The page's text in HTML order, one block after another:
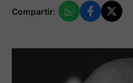
Compartir: